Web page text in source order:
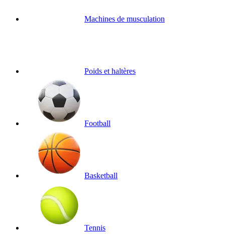
Machines de musculation
Poids et haltères
Football
Basketball
Tennis